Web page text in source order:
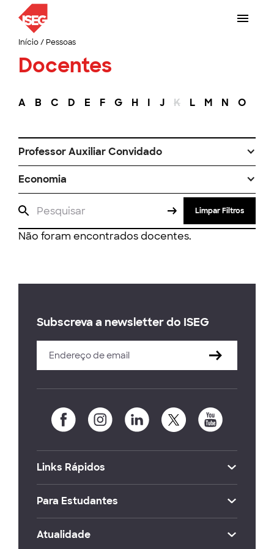
Início/ Pessoas
Docentes
A B C D E F G H I J K L M N O
Professor Auxiliar Convidado
Economia
Limpar Filtros
Não foram encontrados docentes.
Subscreva a newsletter do ISEG
Links Rápidos
Para Estudantes
Atualidade